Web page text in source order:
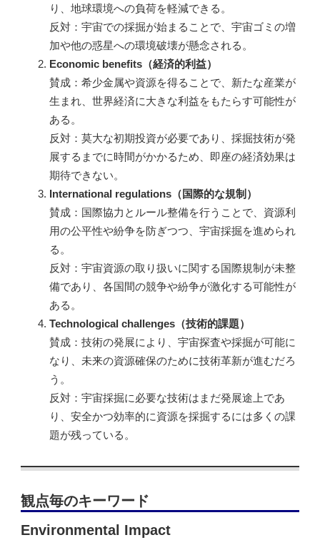
り、地球環境への負荷を軽減できる。
反対：宇宙での採掘が始まることで、宇宙ゴミの増
加や他の惑星への環境破壊が懸念される。
Economic benefits（経済的利益）
賛成：希少金属や資源を得ることで、新たな産業が
生まれ、世界経済に大きな利益をもたらす可能性が
ある。
反対：莫大な初期投資が必要であり、採掘技術が発
展するまでに時間がかかるため、即座の経済効果は
期待できない。
International regulations（国際的な規制）
賛成：国際協力とルール整備を行うことで、資源利
用の公平性や紛争を防ぎつつ、宇宙採掘を進められ
る。
反対：宇宙資源の取り扱いに関する国際規制が未整
備であり、各国間の競争や紛争が激化する可能性が
ある。
Technological challenges（技術的課題）
賛成：技術の発展により、宇宙探査や採掘が可能に
なり、未来の資源確保のために技術革新が進むだろ
う。
反対：宇宙採掘に必要な技術はまだ発展途上であ
り、安全かつ効率的に資源を採掘するには多くの課
題が残っている。
観点毎のキーワード
Environmental Impact